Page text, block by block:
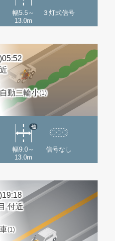
幅5.5～
13.0m
３灯式信号
動二輪小(1)
幅9.0～
13.0m
他
信号なし
付近
(1)